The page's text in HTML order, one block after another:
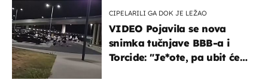
CIPELARILI GA DOK JE LEŽAO
VIDEO Pojavila se nova
snimka tučnjave BBB-a i
Torcide: "Je*ote, pa ubit će